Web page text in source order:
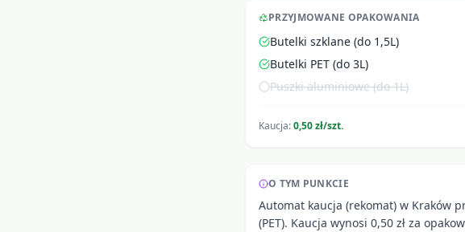
PRZYJMOWANE OPAKOWANIA
Butelki szklane (do 1,5L)
Butelki PET (do 3L)
Puszki aluminiowe (do 1L)
Kaucja:0,50 zł/szt.
O TYM PUNKCIE
Automat kaucja (rekomat) w Kraków
(PET). Kaucja wynosi 0,50 zł za